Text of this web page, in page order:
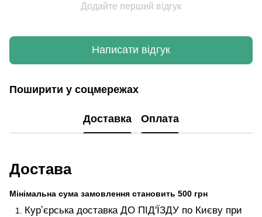
Додайте перший відгук
Написати відгук
Поширити у соцмережах
Доставка Оплата
Достава
Мінімальна сума замовлення становить 500 грн
Курʼєрська доставка ДО ПІД'ЇЗДУ по Києву при